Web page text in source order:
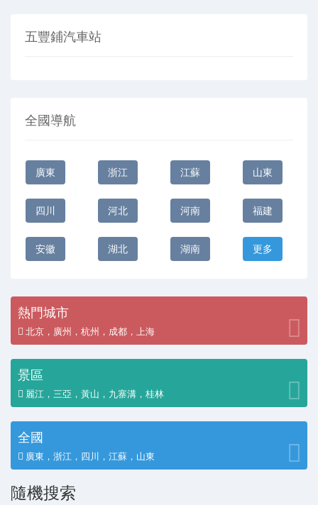
五豐鋪汽車站
全國導航
廣東 浙江 江蘇 山東
四川 河北 河南 福建
安徽 湖北 湖南 更多
熱門城市
北京，廣州，杭州，成都，上海
景區
麗江，三亞，黃山，九寨溝，桂林
全國
廣東，浙江，四川，江蘇，山東
隨機搜索